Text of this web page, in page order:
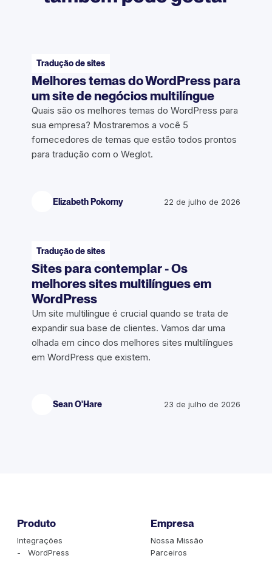
Tradução de sites
Melhores temas do WordPress para
um site de negócios multilíngue
Quais são os melhores temas do WordPress para
sua empresa? Mostraremos a você 5
fornecedores de temas que estão todos prontos
para tradução com o Weglot.
Elizabeth Pokorny 22 de julho de 2026
Tradução de sites
Sites para contemplar - Os
melhores sites multilíngues em
WordPress
Um site multilíngue é crucial quando se trata de
expandir sua base de clientes. Vamos dar uma
olhada em cinco dos melhores sites multilíngues
em WordPress que existem.
Sean O'Hare 23 de julho de 2026
Produto
Integrações
- WordPress
Empresa
Nossa Missão
Parceiros